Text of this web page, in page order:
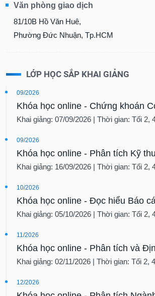
Văn phòng giao dịch
81/10B Hồ Văn Huê,
Phường Đức Nhuận, Tp.HCM
LỚP HỌC SẮP KHAI GIẢNG
09/2026
Khóa học online - Chứng khoán
Khai giảng: 07/09/2026 | Thời gian: Tối 2,
09/2026
Khóa học online - Phân tích Kỹ
Khai giảng: 16/09/2026 | Thời gian: Tối 2,
10/2026
Khóa học online - Đọc hiểu Báo
Khai giảng: 05/10/2026 | Thời gian: Tối 2,
11/2026
Khóa học online - Phân tích và
Khai giảng: 02/11/2026 | Thời gian: Tối 2,
12/2026